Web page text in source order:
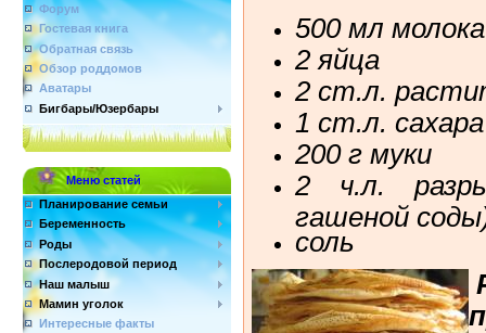
Форум
Гостевая книга
Обратная связь
Обзор роддомов
Аватары
Бигбары/Юзербары
Меню статей
Планирование семьи
Беременность
Роды
Послеродовой период
Наш малыш
Мамин уголок
Интересные факты
500 мл молока
2 яйца
2 ст.л.
1 ст.л. сахара
200 г муки
2 ч.л.
гашеной
соль